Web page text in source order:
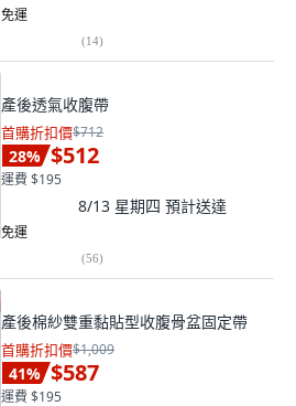
免運
(14)
產後透氣收腹帶
首購折扣價$712
28% $512
運費 $195
8/13 星期四 預計送達
免運
(56)
產後棉紗雙重黏貼型收腹骨盆固定帶
首購折扣價$1,009
41% $587
運費 $195